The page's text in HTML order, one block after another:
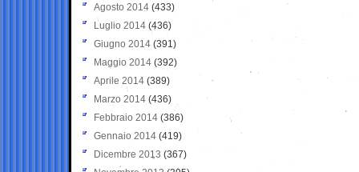
Agosto 2014 (433)
Luglio 2014 (436)
Giugno 2014 (391)
Maggio 2014 (392)
Aprile 2014 (389)
Marzo 2014 (436)
Febbraio 2014 (386)
Gennaio 2014 (419)
Dicembre 2013 (367)